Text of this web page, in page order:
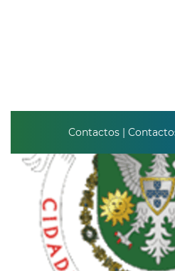
Contactos |